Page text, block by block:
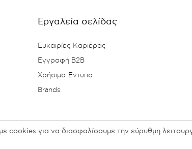
Εργαλεία σελίδας
Ευκαιρίες Καριέρας
Εγγραφή B2B
Χρήσιμα Έντυπα
Brands
cookies για να διασφαλίσουμε την εύρυθμη